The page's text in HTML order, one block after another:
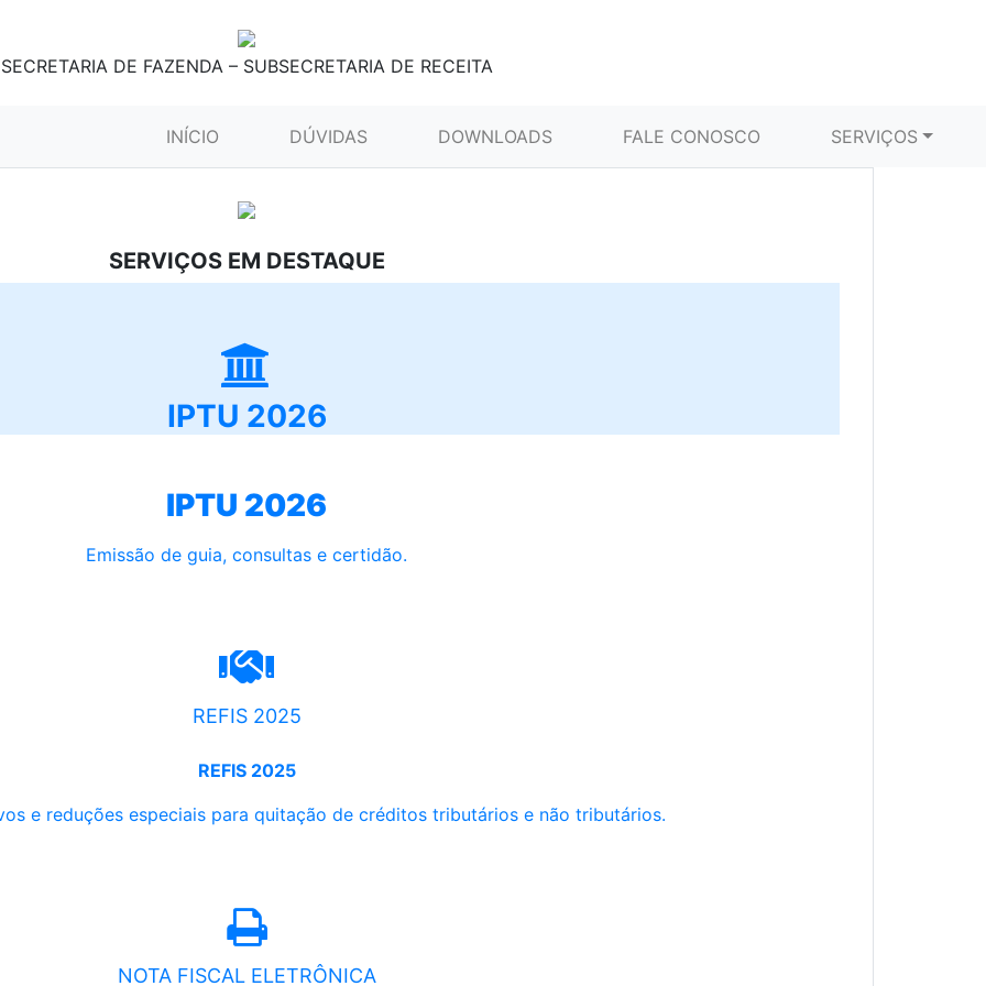
SECRETARIA DE FAZENDA – SUBSECRETARIA DE RECEITA
INÍCIO (CURRENT)DÚVIDAS DOWNLOADS FALE CONOSCO SERVIÇOS
SERVIÇOS EM DESTAQUE
IPTU 2026
IPTU 2026
Emissão de guia, consultas e certidão.
REFIS 2025
REFIS 2025
e reduções especiais para quitação de créditos tributários e não tributários.
NOTA FISCAL ELETRÔNICA